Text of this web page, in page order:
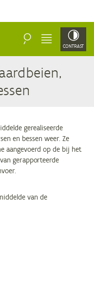
ZOEKEN MENU CONTRAST
gerealiseerde
en bessen weer. Ze
aangevoerd op de bij het
gerapporteerde
van de